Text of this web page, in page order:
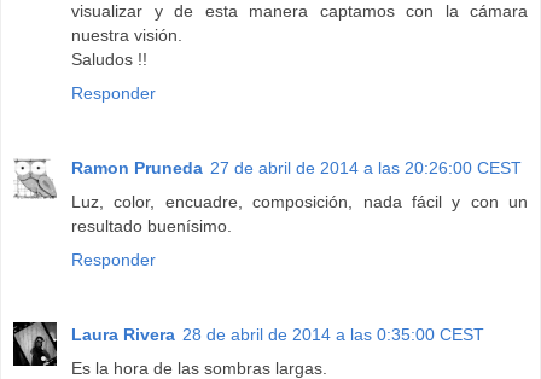
visualizar y de esta manera captamos con la cámara
nuestra visión.
Saludos !!
Responder
Ramon Pruneda 27 de abril de 2014 a las 20:26:00 CEST
Luz, color, encuadre, composición, nada fácil y con un
resultado buenísimo.
Responder
Laura Rivera 28 de abril de 2014 a las 0:35:00 CEST
Es la hora de las sombras largas.